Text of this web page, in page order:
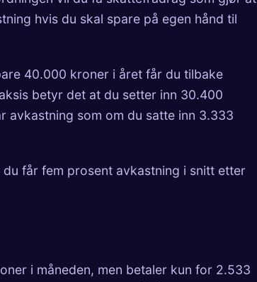
hvis du skal spare på egen hånd til
40.000 kroner i året får du tilbake
betyr det at du setter inn 30.400
avkastning som om du satte inn 3.333
får fem prosent avkastning i snitt etter
i måneden, men betaler kun for 2.533